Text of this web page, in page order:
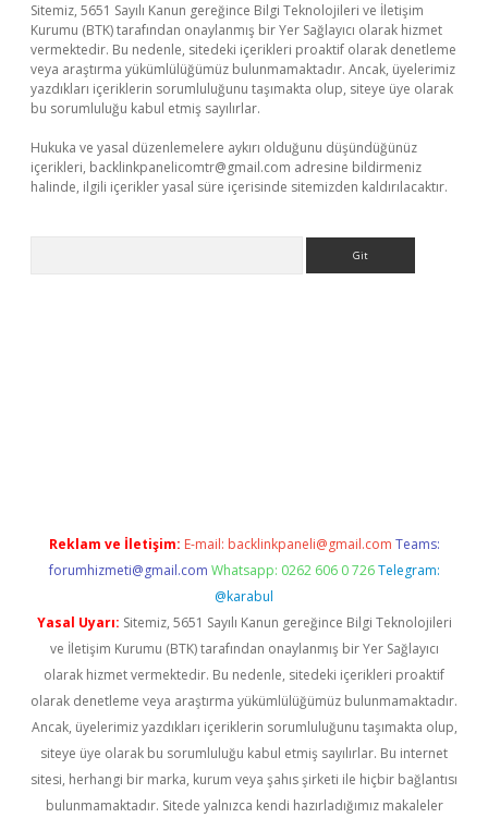
Sitemiz, 5651 Sayılı Kanun gereğince Bilgi Teknolojileri ve İletişim
Kurumu (BTK) tarafından onaylanmış bir Yer Sağlayıcı olarak hizmet
vermektedir. Bu nedenle, sitedeki içerikleri proaktif olarak denetleme
veya araştırma yükümlülüğümüz bulunmamaktadır. Ancak, üyelerimiz
yazdıkları içeriklerin sorumluluğunu taşımakta olup, siteye üye olarak
bu sorumluluğu kabul etmiş sayılırlar.
Hukuka ve yasal düzenlemelere aykırı olduğunu düşündüğünüz
içerikleri, backlinkpanelicomtr@gmail.com adresine bildirmeniz
halinde, ilgili içerikler yasal süre içerisinde sitemizden kaldırılacaktır.
Reklam ve İletişim: E-mail: backlinkpaneli@gmail.com Teams:
forumhizmeti@gmail.com Whatsapp: 0262 606 0 726 Telegram:
@karabul
Yasal Uyarı: Sitemiz, 5651 Sayılı Kanun gereğince Bilgi Teknolojileri
ve İletişim Kurumu (BTK) tarafından onaylanmış bir Yer Sağlayıcı
olarak hizmet vermektedir. Bu nedenle, sitedeki içerikleri proaktif
olarak denetleme veya araştırma yükümlülüğümüz bulunmamaktadır.
Ancak, üyelerimiz yazdıkları içeriklerin sorumluluğunu taşımakta olup,
siteye üye olarak bu sorumluluğu kabul etmiş sayılırlar. Bu internet
sitesi, herhangi bir marka, kurum veya şahıs şirketi ile hiçbir bağlantısı
bulunmamaktadır. Sitede yalnızca kendi hazırladığımız makaleler